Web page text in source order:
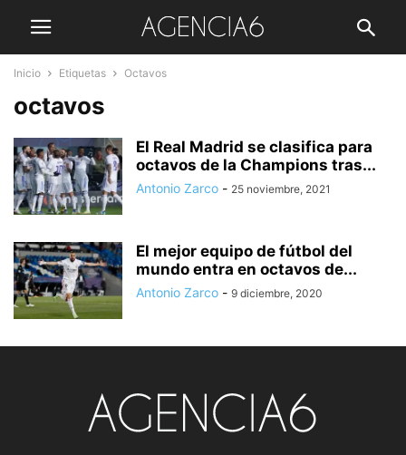
Inicio Etiquetas Octavos
octavos
El Real Madrid se clasifica para
octavos de la Champions tras...
Antonio Zarco - 25 noviembre, 2021
El mejor equipo de fútbol del
mundo entra en octavos de...
Antonio Zarco - 9 diciembre, 2020